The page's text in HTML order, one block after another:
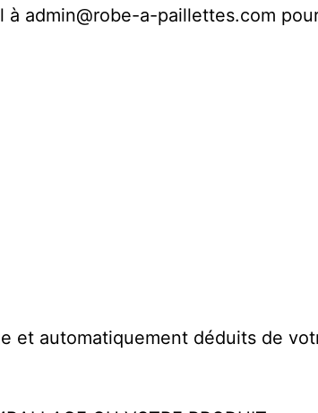
admin@robe-a-paillettes.com
et automatiquement déduits de